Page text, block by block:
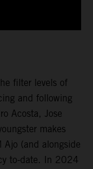
filter levels of
and following
Acosta, Jose
makes
(and alongside
to-date. In 2024